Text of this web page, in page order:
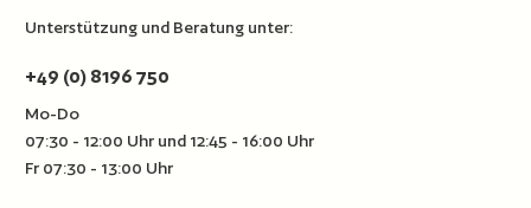
Unterstützung und Beratung unter:
+49 (0) 8196 750
Mo-Do
07:30 - 12:00 Uhr und 12:45 - 16:00 Uhr
Fr 07:30 - 13:00 Uhr